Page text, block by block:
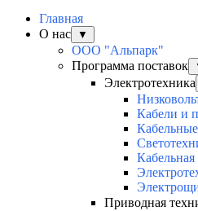
Главная
О нас
▼
ООО "Альпарк"
Программа поставок
Электротехника
Кабели и
Кабельная
Приводная